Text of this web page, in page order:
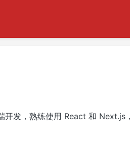
发，熟练使用 React 和 Next.js